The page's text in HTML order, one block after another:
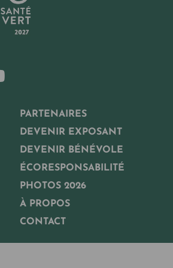
PARTENAIRES
DEVENIR EXPOSANT
DEVENIR BÉNÉVOLE
ÉCORESPONSABILITÉ
PHOTOS 2026
À PROPOS
CONTACT